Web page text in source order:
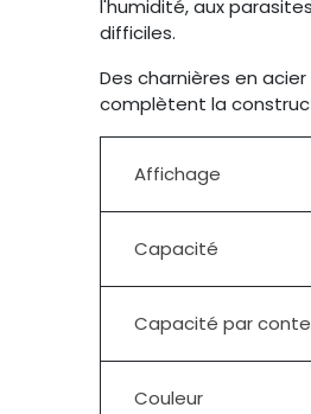
l'humidité, aux
difficiles.
Des charnières en
complètent la
Affichage
Capacité
Capacité par
Couleur